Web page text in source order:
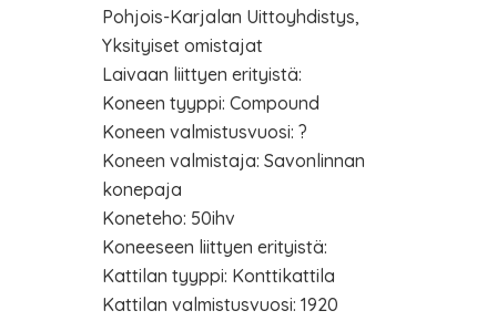
Pohjois-Karjalan Uittoyhdistys,
Yksityiset omistajat
Laivaan liittyen erityistä:
Koneen tyyppi: Compound
Koneen valmistusvuosi: ?
Koneen valmistaja: Savonlinnan
konepaja
Koneteho: 50ihv
Koneeseen liittyen erityistä:
Kattilan tyyppi: Konttikattila
Kattilan valmistusvuosi: 1920